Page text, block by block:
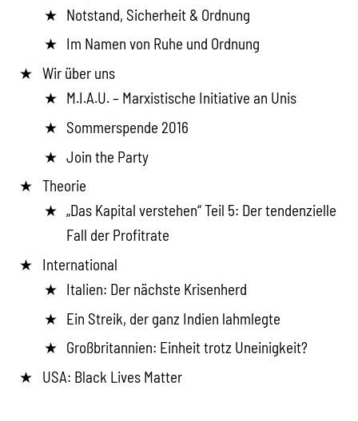
Notstand, Sicherheit & Ordnung
Im Namen von Ruhe und Ordnung
Wir über uns
M.I.A.U. – Marxistische Initiative an Unis
Sommerspende 2016
Join the Party
Theorie
„Das Kapital verstehen“ Teil 5: Der tendenzielle
Fall der Profitrate
International
Italien: Der nächste Krisenherd
Ein Streik, der ganz Indien lahmlegte
Großbritannien: Einheit trotz Uneinigkeit?
USA: Black Lives Matter